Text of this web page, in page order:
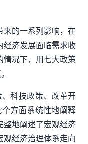
来的一系列影响，在
经济发展面临需求收
况下，用七大政策
科技政策、改革开
方面系统性地阐释
整地阐述了宏观经济
观经济治理体系走向